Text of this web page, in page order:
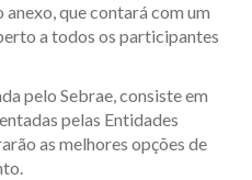
que contará com um
a todos os participantes
pelo Sebrae, consiste em
pelas Entidades
as melhores opções de